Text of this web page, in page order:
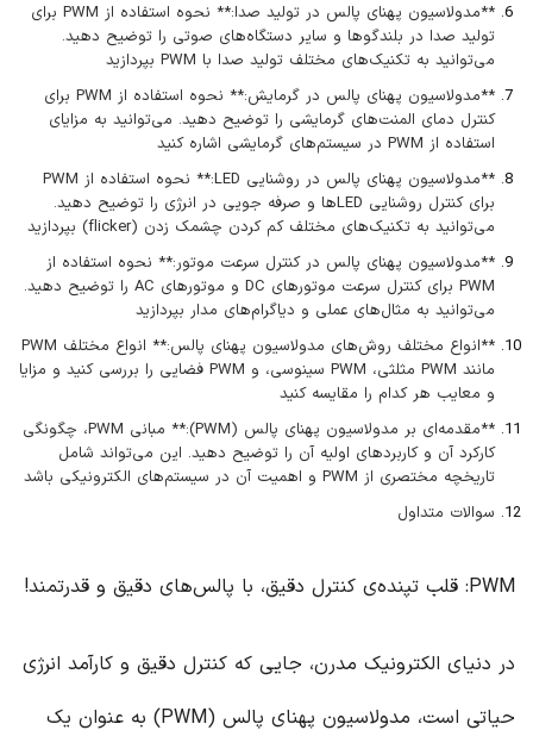
**مدولاسیون پهنای پالس در تولید صدا:** نحوه استفاده از PWM برای
تولید صدا در بلندگوها و سایر دستگاه‌های صوتی را توضیح دهید.
می‌توانید به تکنیک‌های مختلف تولید صدا با PWM بپردازید
**مدولاسیون پهنای پالس در گرمایش:** نحوه استفاده از PWM برای
کنترل دمای المنت‌های گرمایشی را توضیح دهید. می‌توانید به مزایای
استفاده از PWM در سیستم‌های گرمایشی اشاره کنید
**مدولاسیون پهنای پالس در روشنایی LED:** نحوه استفاده از PWM
برای کنترل روشنایی LEDها و صرفه جویی در انرژی را توضیح دهید.
می‌توانید به تکنیک‌های مختلف کم کردن چشمک زدن (flicker) بپردازید
**مدولاسیون پهنای پالس در کنترل سرعت موتور:** نحوه استفاده از
PWM برای کنترل سرعت موتورهای DC و موتورهای AC را توضیح دهید.
می‌توانید به مثال‌های عملی و دیاگرام‌های مدار بپردازید
**انواع مختلف روش‌های مدولاسیون پهنای پالس:** انواع مختلف PWM
مانند PWM مثلثی، PWM سینوسی، و PWM فضایی را بررسی کنید و مزایا
و معایب هر کدام را مقایسه کنید
**مقدمه‌ای بر مدولاسیون پهنای پالس (PWM):** مبانی PWM، چگونگی
کارکرد آن و کاربردهای اولیه آن را توضیح دهید. این می‌تواند شامل
تاریخچه مختصری از PWM و اهمیت آن در سیستم‌های الکترونیکی باشد
سوالات متداول
PWM: قلب تپنده‌ی کنترل دقیق، با پالس‌های دقیق و قدرتمند!
در دنیای الکترونیک مدرن، جایی که کنترل دقیق و کارآمد انرژی
حیاتی است، مدولاسیون پهنای پالس (PWM) به عنوان یک